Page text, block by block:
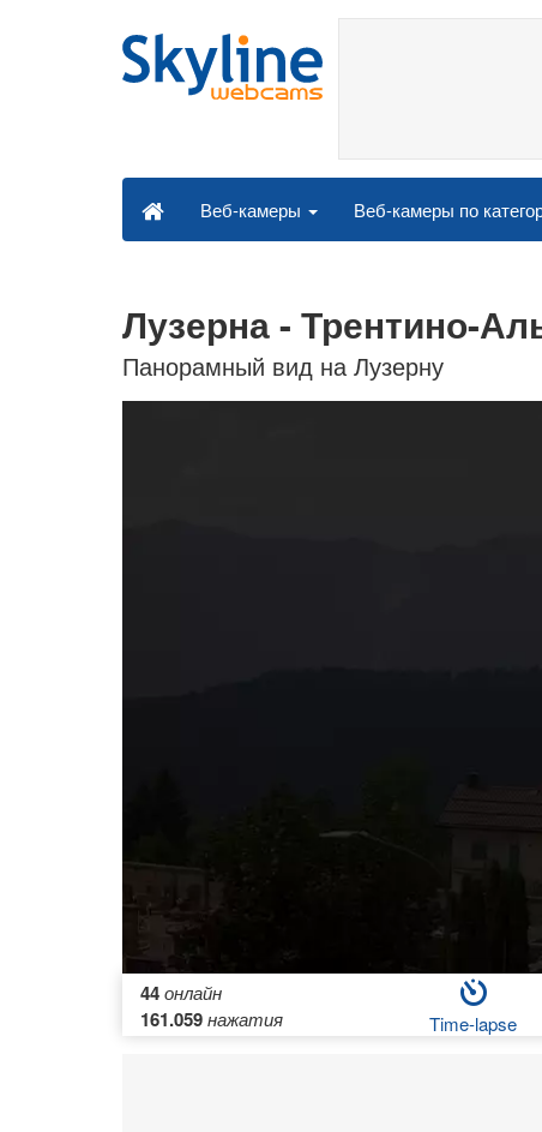
Веб-камеры Веб-камеры по
Лузерна - Трентино-
Панорамный вид на Лузерну
44онлайн
161.059нажатия Time-lapse